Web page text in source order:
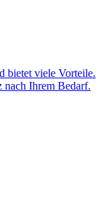
bietet viele Vorteile.
nach Ihrem Bedarf.